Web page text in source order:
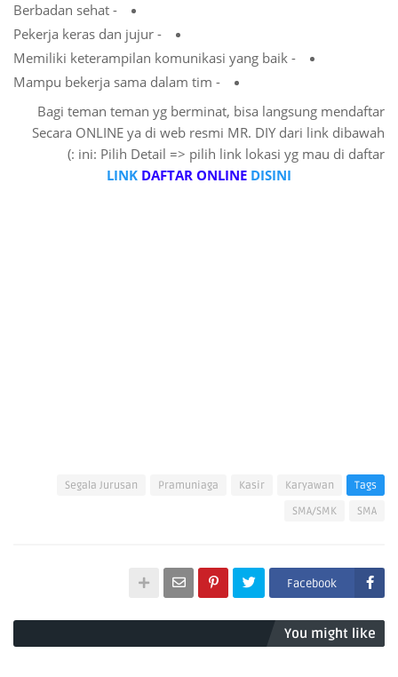
- Berbadan sehat
- Pekerja keras dan jujur
- Memiliki keterampilan komunikasi yang baik
- Mampu bekerja sama dalam tim
Bagi teman teman yg berminat, bisa langsung mendaftar
Secara ONLINE ya di web resmi MR. DIY dari link dibawah
ini: Pilih Detail => pilih link lokasi yg mau di daftar :)
LINK DAFTAR ONLINE DISINI
Tags
Karyawan
Kasir
Pramuniaga
Segala Jurusan
SMA
SMA/SMK
Facebook
You might like